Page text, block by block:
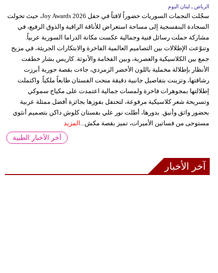
الرياض ـ لبنان اليوم
سجّلت النجمات السوريات حضوراً لافتاً في حفل Joy Awards 2026، حيث تحولت
السجادة البنفسجية إلى مساحة استعراض للأناقة الراقية والذوق الرفيع، في
مشاركة حملت رسائل فنية وجمالية عكست مكانة الدراما السورية عربياً.
وتنوّعت الإطلالات بين التصاميم العالمية الفاخرة والابتكارات الجريئة، في مزيج
جمع بين الكلاسيكية والعصرية، وبين الفخامة والأنوثة. كاريس بشار خطفت
الأنظار بإطلالة مخملية باللون الأخضر الزمردي، جاءت بقصة حورية أبرزت
رشاقتها، وتزينت بتفاصيل جانبية دقيقة منحت الفستان طابعاً ملكياً. واكتملت
إطلالتها بمجوهرات فاخرة ولمسات جمالية اعتمدت على مكياج سموكي
وتسريحة شعر كلاسيكية مرفوعة، لتحتفل بفوزها بجائزة أفضل ممثلة عربية
بحضور واثق وأنيق. بدورها، أطلت نور علي بفستان كلوش داكن بتصميم أنثوي
مستوحى من فساتين الأميرات، تميز بقصة مكش...
المزيد
آخر الأخبار الطبية
آخر الأخبار